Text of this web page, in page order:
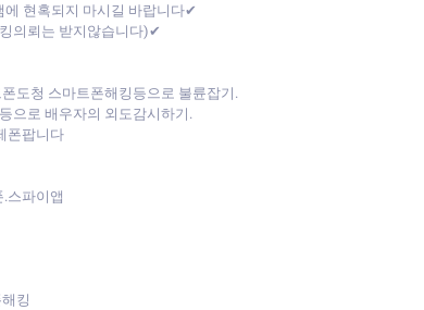
현혹되지 마시길 바랍니다✔
의뢰는 받지않습니다)✔
도청 스마트폰해킹등으로 불륜잡기.
으로 배우자의 외도감시하기.
폰팝니다
스파이앱
킹